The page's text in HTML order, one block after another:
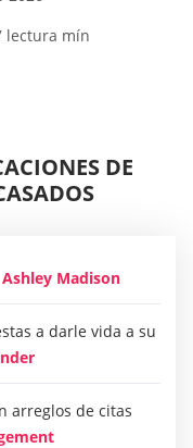
lectura mín
DE
Ashley Madison
a darle vida a su
arreglos de citas